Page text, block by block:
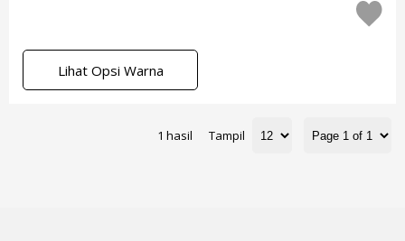
Lihat Opsi Warna
1 hasil Tampil